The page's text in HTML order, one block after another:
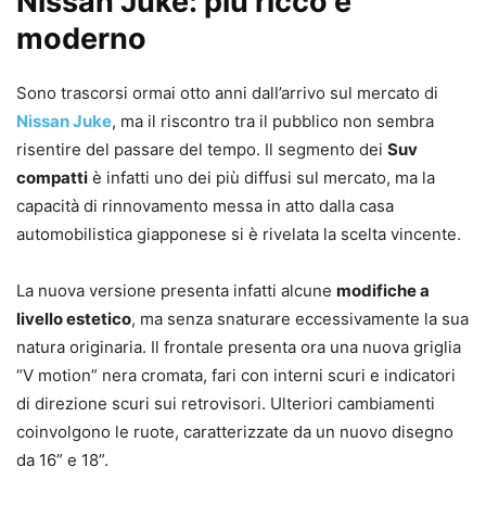
moderno
Sono trascorsi ormai otto anni dall’arrivo sul mercato di
Nissan Juke, ma il riscontro tra il pubblico non sembra
risentire del passare del tempo. Il segmento dei Suv
compatti è infatti uno dei più diffusi sul mercato, ma la
capacità di rinnovamento messa in atto dalla casa
automobilistica giapponese si è rivelata la scelta vincente.
La nuova versione presenta infatti alcune modifiche a
livello estetico, ma senza snaturare eccessivamente la sua
natura originaria. Il frontale presenta ora una nuova griglia
“V motion” nera cromata, fari con interni scuri e indicatori
di direzione scuri sui retrovisori. Ulteriori cambiamenti
coinvolgono le ruote, caratterizzate da un nuovo disegno
da 16” e 18”.